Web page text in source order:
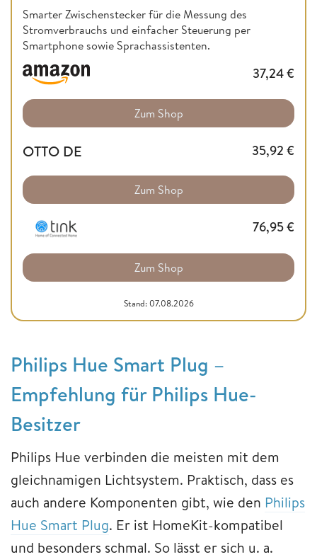
Smarter Zwischenstecker für die Messung des
Stromverbrauchs und einfacher Steuerung per
Smartphone sowie Sprachassistenten.
37,24€
Zum Shop
OTTO DE 35,92 €
Zum Shop
76,95€
Zum Shop
Stand: 07.08.2026
Philips Hue Smart Plug –
Empfehlung für Philips Hue-
Besitzer
Philips Hue verbinden die meisten mit dem
gleichnamigen Lichtsystem. Praktisch, dass es
auch andere Komponenten gibt, wie den Philips
Hue Smart Plug. Er ist HomeKit-kompatibel
und besonders schmal. So lässt er sich u. a.